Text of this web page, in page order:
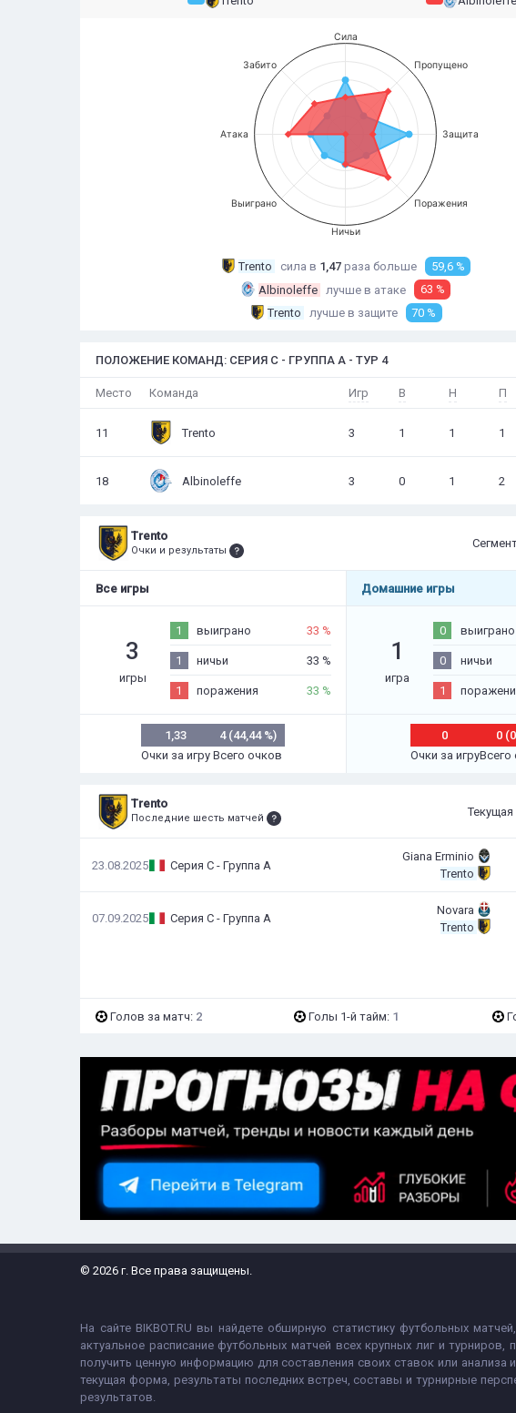
Сила
Пропущено
Защита
Поражения
Ничьи
Выиграно
Атака
Забито
Trento сила в 1,47 разабольше
59,6 %
Albinoleffe
лучше в атаке
63 %
Trento
лучше в защите 70 %
ПОЛОЖЕНИЕ КОМАНД: СЕРИЯ C - ГРУППА A - ТУР 4
Место Команда Игр В Н П
11 Trento 3 1 1 1
18 Albinoleffe 3 0 1 2
Trento
Очки и результаты
Все игры
3
игры
1 выиграно 33 %
1 ничьи 33 %
1 поражения 33 %
1,33
Очки за игру
4 (44,44 %)
Всего очков
Домашние игры
1
игра
0 выиграно
0 ничьи
1
0
Очки за игру
0
Всего
Trento
Последние шесть матчей
23.08.2025 Серия C - Группа A
Giana Erminio
Trento
07.09.2025 Серия C - Группа A
Novara
Trento
Голов за матч: 2 Голы 1-й тайм: 1
© 2026 г. Все права защищены.
На сайте BIKBOT.RU вы найдете обширную статистику футбольных
актуальное расписание футбольных матчей всех крупных лиг и
получить ценную информацию для составления своих ставок или
текущая форма, результаты последних встреч, составы и турнирные
результатов.